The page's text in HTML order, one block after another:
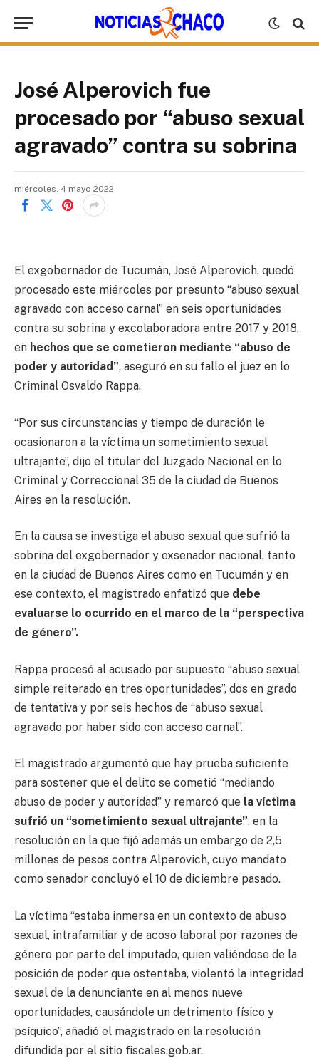
José Alperovich fue
procesado por “abuso sexual
agravado” contra su sobrina
miércoles, 4 mayo 2022
El exgobernador de Tucumán, José Alperovich, quedó
procesado este miércoles por presunto “abuso sexual
agravado con acceso carnal” en seis oportunidades
contra su sobrina y excolaboradora entre 2017 y 2018,
en hechos que se cometieron mediante “abuso de
poder y autoridad”, aseguró en su fallo el juez en lo
Criminal Osvaldo Rappa.
“Por sus circunstancias y tiempo de duración le
ocasionaron a la víctima un sometimiento sexual
ultrajante”, dijo el titular del Juzgado Nacional en lo
Criminal y Correccional 35 de la ciudad de Buenos
Aires en la resolución.
En la causa se investiga el abuso sexual que sufrió la
sobrina del exgobernador y exsenador nacional, tanto
en la ciudad de Buenos Aires como en Tucumán y en
ese contexto, el magistrado enfatizó que debe
evaluarse lo ocurrido en el marco de la “perspectiva
de género”.
Rappa procesó al acusado por supuesto “abuso sexual
simple reiterado en tres oportunidades”, dos en grado
de tentativa y por seis hechos de “abuso sexual
agravado por haber sido con acceso carnal”.
El magistrado argumentó que hay prueba suficiente
para sostener que el delito se cometió “mediando
abuso de poder y autoridad” y remarcó que la víctima
sufrió un “sometimiento sexual ultrajante”, en la
resolución en la que fijó además un embargo de 2,5
millones de pesos contra Alperovich, cuyo mandato
como senador concluyó el 10 de diciembre pasado.
La víctima “estaba inmersa en un contexto de abuso
sexual, intrafamiliar y de acoso laboral por razones de
género por parte del imputado, quien valiéndose de la
posición de poder que ostentaba, violentó la integridad
sexual de la denunciante en al menos nueve
oportunidades, causándole un detrimento físico y
psíquico”, añadió el magistrado en la resolución
difundida por el sitio fiscales.gob.ar.